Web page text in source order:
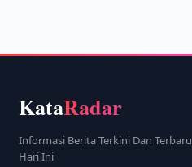
KataRadar
Informasi Berita Terkini Dan Terbaru
Hari Ini